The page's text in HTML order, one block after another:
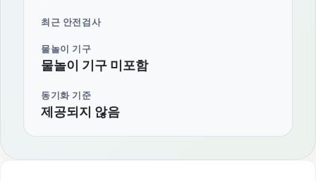
최근 안전검사
물놀이 기구
물놀이 기구 미포함
동기화 기준
제공되지 않음